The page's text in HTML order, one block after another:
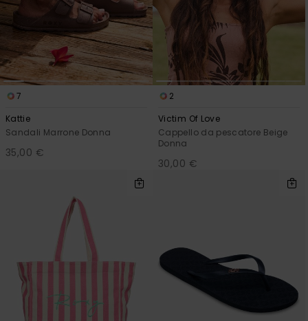
7
Kattie
Sandali Marrone Donna
35,00 €
2
Victim Of Love
Cappello da pescatore Beige
Donna
30,00 €